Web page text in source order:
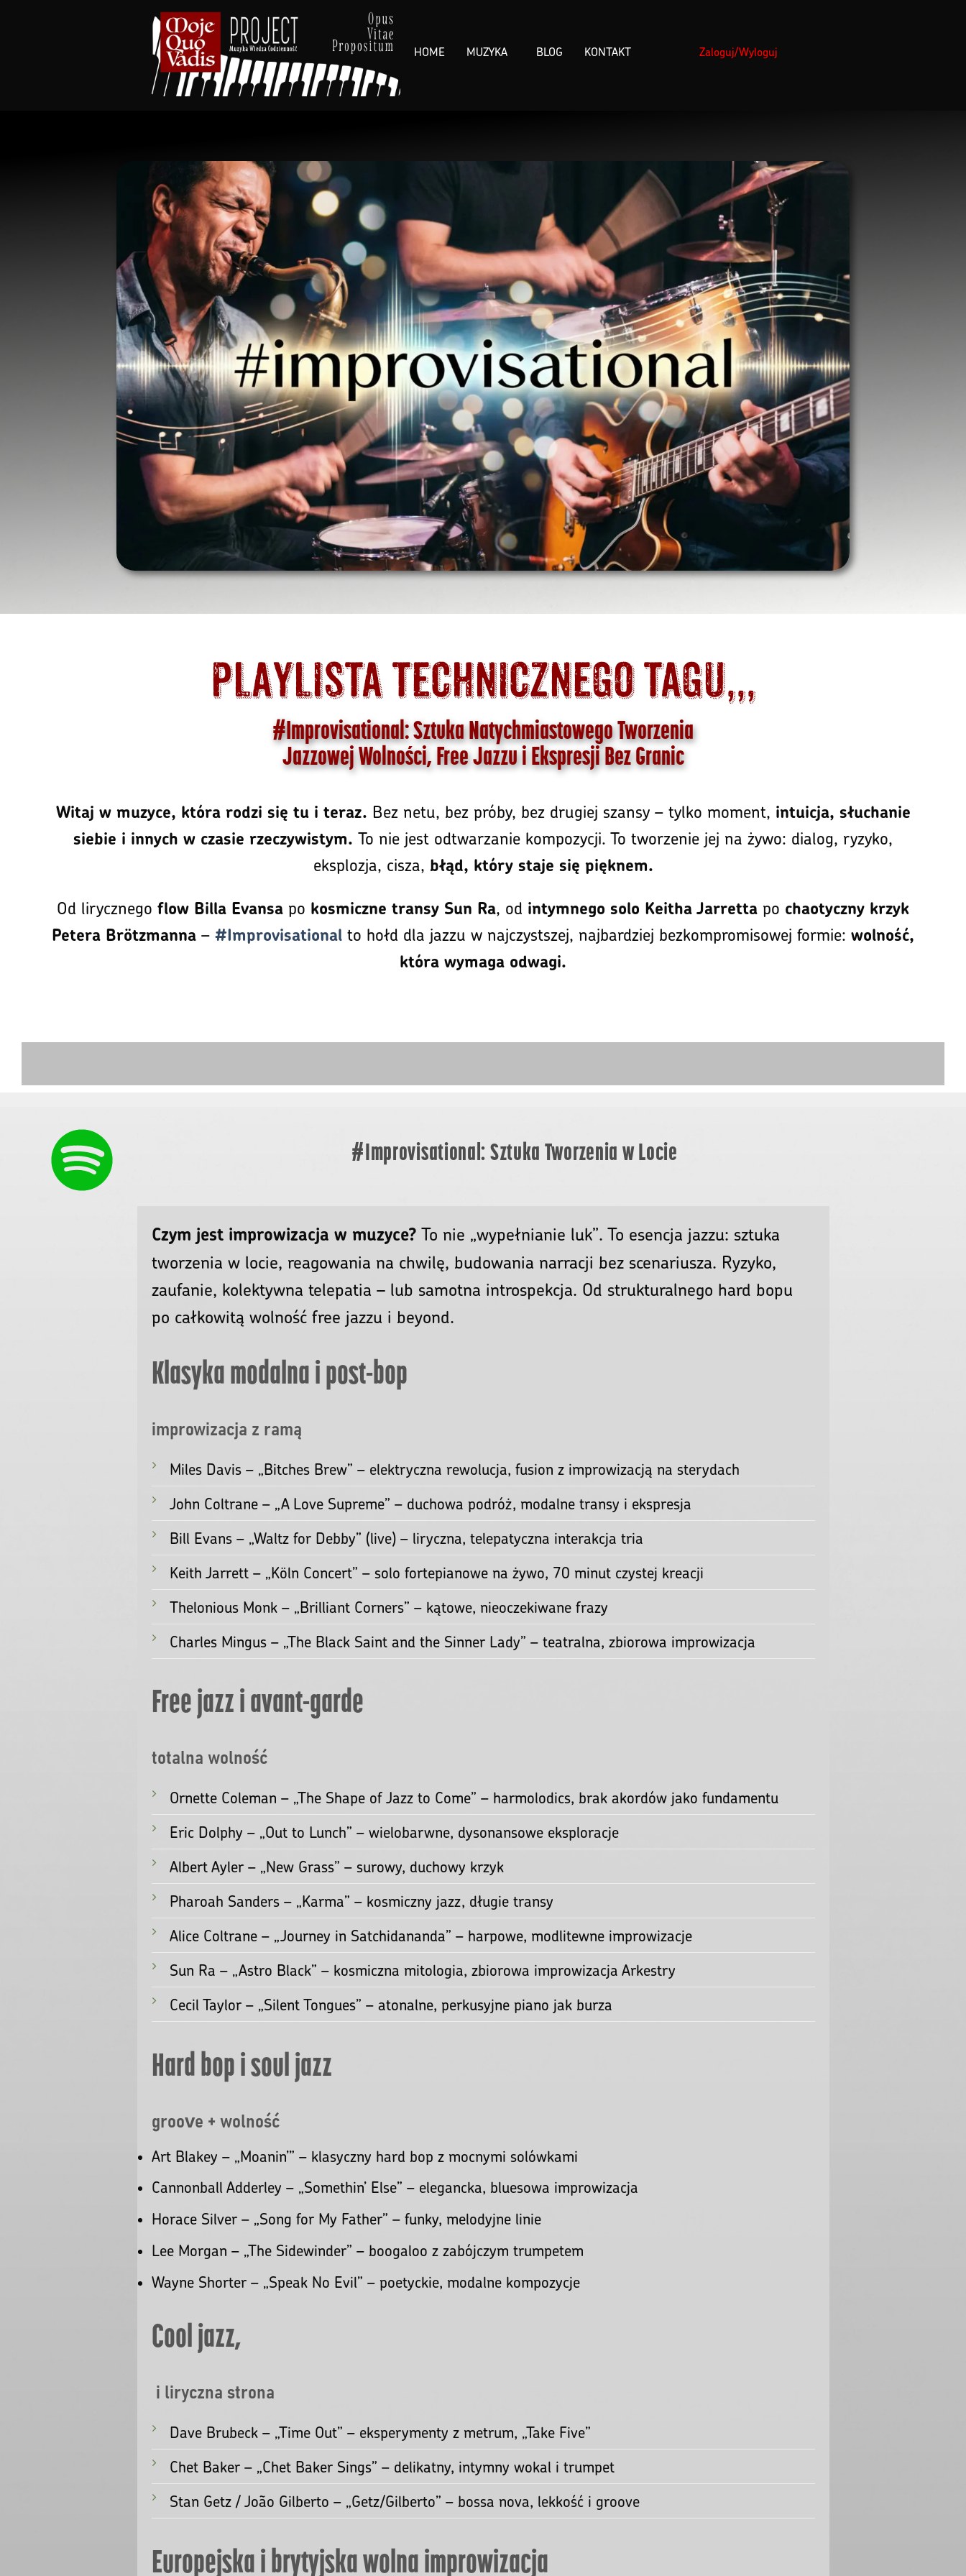
Playlista technicznego tagu,,,
#Improvisational: Sztuka Natychmiastowego Tworzenia
Jazzowej Wolności, Free Jazzu i Ekspresji Bez Granic
Witaj w muzyce, która rodzi się tu i teraz. Bez netu, bez próby, bez drugiej szansy – tylko moment, intuicja, słuchanie
siebie i innych w czasie rzeczywistym. To nie jest odtwarzanie kompozycji. To tworzenie jej na żywo: dialog, ryzyko,
eksplozja, cisza, błąd, który staje się pięknem.
Od lirycznego flow Billa Evansa po kosmiczne transy Sun Ra, od intymnego solo Keitha Jarretta po chaotyczny krzyk
Petera Brötzmanna – #Improvisational to hołd dla jazzu w najczystszej, najbardziej bezkompromisowej formie: wolność,
która wymaga odwagi.
Czym jest improwizacja w muzyce?To nie „wypełnianie luk”. To esencja jazzu: sztuka
tworzenia w locie, reagowania na chwilę, budowania narracji bez scenariusza. Ryzyko,
po całkowitą wolność free jazzu i beyond.
Miles Davis – „Bitches Brew” – elektryczna rewolucja, fusion z improwizacją na sterydach
John Coltrane – „A Love Supreme” – duchowa podróż, modalne transy i ekspresja
Bill Evans – „Waltz for Debby” (live) – liryczna, telepatyczna interakcja tria
Keith Jarrett – „Köln Concert” – solo fortepianowe na żywo, 70 minut czystej kreacji
Thelonious Monk – „Brilliant Corners” – kątowe, nieoczekiwane frazy
Charles Mingus – „The Black Saint and the Sinner Lady” – teatralna, zbiorowa improwizacja
Free jazz i avant-garde
totalna wolność
Eric Dolphy – „Out to Lunch” – wielobarwne, dysonansowe eksploracje
Albert Ayler – „New Grass” – surowy, duchowy krzyk
Sun Ra – „Astro Black” – kosmiczna mitologia, zbiorowa improwizacja Arkestry
groove + wolność
Art Blakey – „Moanin’” – klasyczny hard bop z mocnymi solówkami
Cannonball Adderley – „Somethin’ Else” – elegancka, bluesowa improwizacja
Horace Silver – „Song for My Father” – funky, melodyjne linie
Lee Morgan – „The Sidewinder” – boogaloo z zabójczym trumpetem